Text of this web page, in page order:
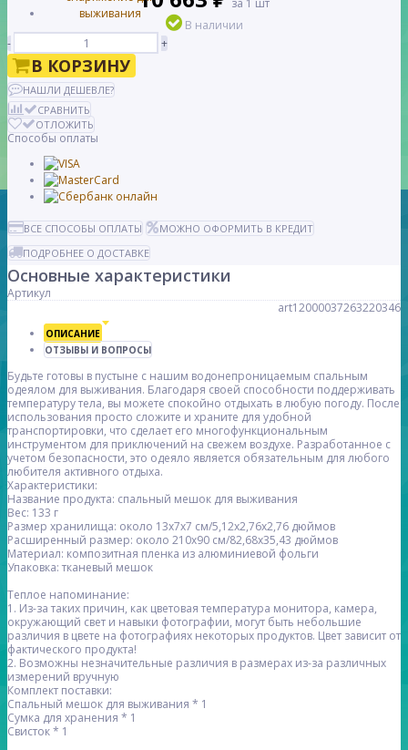
за 1 шт
В наличии
-
+
В КОРЗИНУ
НАШЛИ ДЕШЕВЛЕ?
СРАВНИТЬ
ОТЛОЖИТЬ
Способы оплаты
ВСЕ СПОСОБЫ ОПЛАТЫ
МОЖНО ОФОРМИТЬ В КРЕДИТ
ПОДРОБНЕЕ О ДОСТАВКЕ
Основные характеристики
Артикул
art12000037263220346
ОПИСАНИЕ
ОТЗЫВЫ И ВОПРОСЫ
Будьте готовы в пустыне с нашим водонепроницаемым спальным
одеялом для выживания. Благодаря своей способности поддерживать
температуру тела, вы можете спокойно отдыхать в любую погоду. После
использования просто сложите и храните для удобной
транспортировки, что сделает его многофункциональным
инструментом для приключений на свежем воздухе. Разработанное с
учетом безопасности, это одеяло является обязательным для любого
любителя активного отдыха.
Характеристики:
Название продукта: спальный мешок для выживания
Вес: 133 г
Размер хранилища: около 13x7x7 см/5,12x2,76x2,76 дюймов
Расширенный размер: около 210x90 см/82,68x35,43 дюймов
Материал: композитная пленка из алюминиевой фольги
Упаковка: тканевый мешок
Теплое напоминание:
1. Из-за таких причин, как цветовая температура монитора, камера,
окружающий свет и навыки фотографии, могут быть небольшие
различия в цвете на фотографиях некоторых продуктов. Цвет зависит от
фактического продукта!
2. Возможны незначительные различия в размерах из-за различных
измерений вручную
Комплект поставки:
Спальный мешок для выживания * 1
Сумка для хранения * 1
Свисток * 1